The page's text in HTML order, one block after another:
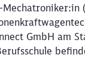
GmbH am